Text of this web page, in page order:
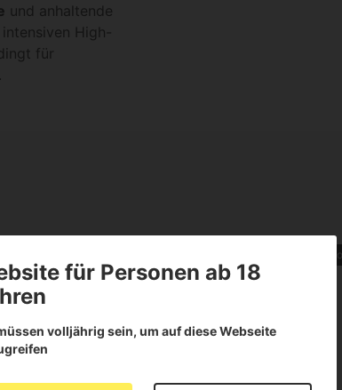
und anhaltende
High-
für
Reine
für Personen ab 18
volljährig sein, um auf diese Webseite